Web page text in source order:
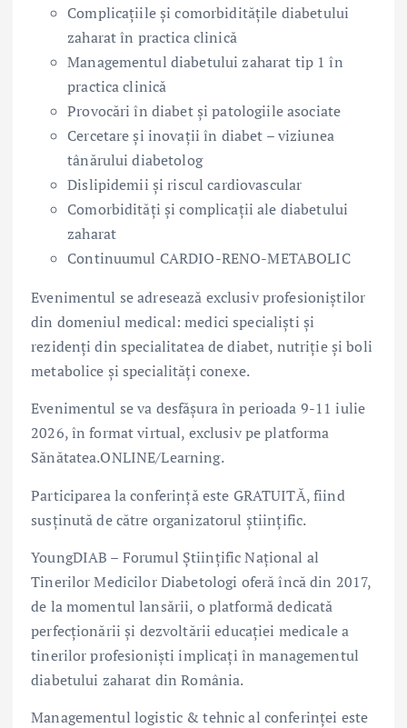
Complicațiile și comorbiditățile diabetului
zaharat în practica clinică
Managementul diabetului zaharat tip 1 în
practica clinică
Provocări în diabet și patologiile asociate
Cercetare și inovații în diabet – viziunea
tânărului diabetolog
Dislipidemii și riscul cardiovascular
Comorbidități și complicații ale diabetului
zaharat
Continuumul CARDIO-RENO-METABOLIC
Evenimentul se adresează exclusiv profesioniștilor
din domeniul medical: medici specialiști și
rezidenți din specialitatea de diabet, nutriție și boli
metabolice și specialități conexe.
Evenimentul se va desfășura în perioada 9-11 iulie
2026, în format virtual, exclusiv pe platforma
Sănătatea.ONLINE/Learning.
Participarea la conferință este GRATUITĂ, fiind
susținută de către organizatorul științific.
YoungDIAB – Forumul Științific Național al
Tinerilor Medicilor Diabetologi oferă încă din 2017,
de la momentul lansării, o platformă dedicată
perfecționării și dezvoltării educației medicale a
tinerilor profesioniști implicați în managementul
diabetului zaharat din România.
Managementul logistic & tehnic al conferinței este